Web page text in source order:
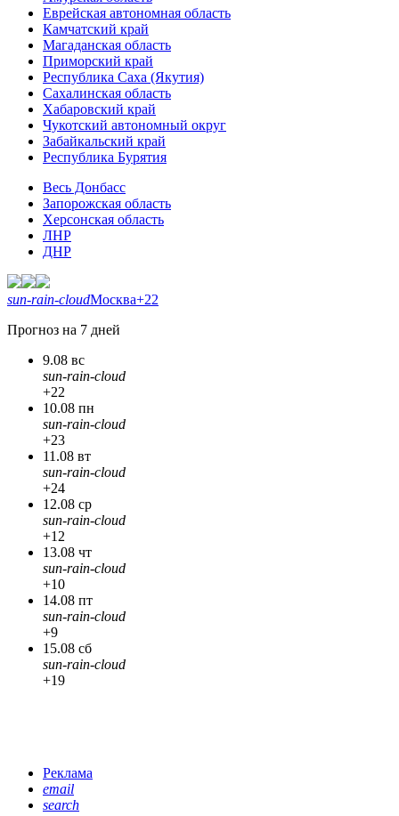
Еврейская автономная область
Камчатский край
Магаданская область
Приморский край
Республика Саха (Якутия)
Сахалинская область
Хабаровский край
Чукотский автономный округ
Забайкальский край
Республика Бурятия
Весь Донбасс
Запорожская область
Херсонская область
ЛНР
ДНР
sun-rain-cloudМосква+22
Прогноз на 7 дней
9.08 вс
sun-rain-cloud
+22
10.08 пн
sun-rain-cloud
+23
11.08 вт
sun-rain-cloud
+24
12.08 ср
sun-rain-cloud
+12
13.08 чт
sun-rain-cloud
+10
14.08 пт
sun-rain-cloud
+9
15.08 сб
sun-rain-cloud
+19
Реклама
email
search